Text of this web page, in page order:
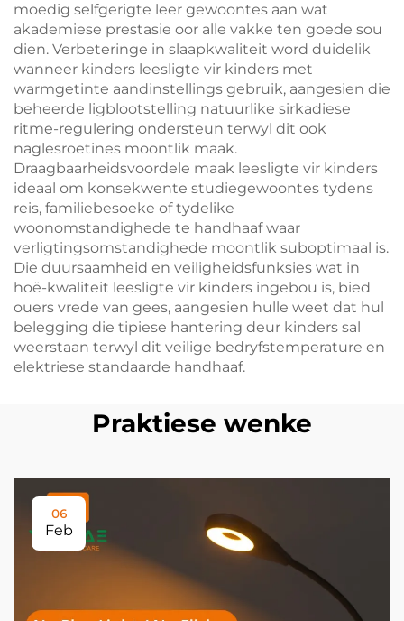
moedig selfgerigte leer gewoontes aan wat
akademiese prestasie oor alle vakke ten goede sou
dien. Verbeteringe in slaapkwaliteit word duidelik
wanneer kinders leesligte vir kinders met
warmgetinte aandinstellings gebruik, aangesien die
beheerde ligblootstelling natuurlike sirkadiese
ritme-regulering ondersteun terwyl dit ook
naglesroetines moontlik maak.
Draagbaarheidsvoordele maak leesligte vir kinders
ideaal om konsekwente studiegewoontes tydens
reis, familiebesoeke of tydelike
woonomstandighede te handhaaf waar
verligtingsomstandighede moontlik suboptimaal is.
Die duursaamheid en veiligheidsfunksies wat in
hoë-kwaliteit leesligte vir kinders ingebou is, bied
ouers vrede van gees, aangesien hulle weet dat hul
belegging die tipiese hantering deur kinders sal
weerstaan terwyl dit veilige bedryfstemperature en
elektriese standaarde handhaaf.
Praktiese wenke
06
Feb